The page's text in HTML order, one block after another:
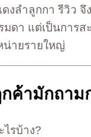
ลำลูกกา รีวิว จึง
ดา แต่เป็นการส
น่ายรายใหญ่
ค้ามักถาม
ไรบ้าง?